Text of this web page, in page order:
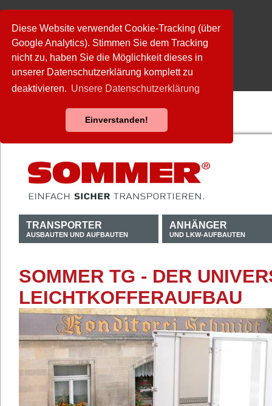
Diese Website verwendet Cookie-Tracking (über
Google Analytics). Stimmen Sie dem Tracking
nicht zu, haben Sie die Möglichkeit dieses in
unserer Datenschutzerklärung komplett zu
deaktivieren. Unsere Datenschutzerklärung
Einverstanden!
TRANSPORTER
AUSBAUTEN UND AUFBAUTEN
ANHÄNGER
UND LKW-AUFBAUTEN
SOMMER TG - DER
LEICHTKOFFERAUFBAU